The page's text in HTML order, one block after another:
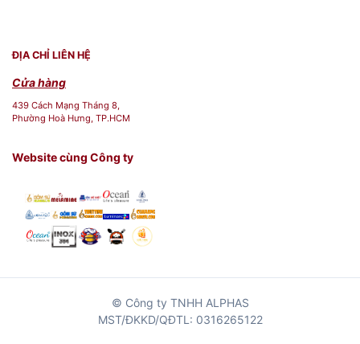
ĐỊA CHỈ LIÊN HỆ
Cửa hàng
439 Cách Mạng Tháng 8,
Phường Hoà Hưng, TP.HCM
Website cùng Công ty
© Công ty TNHH ALPHAS
MST/ĐKKD/QĐTL: 0316265122